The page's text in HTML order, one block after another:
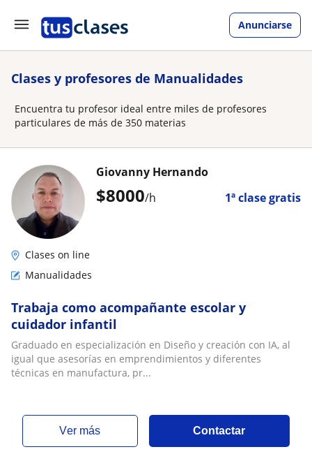
Anunciarse
Clases y profesores de Manualidades
Encuentra tu profesor ideal entre miles de profesores
particulares de más de 350 materias
$8000/h 1ª clase gratis
Giovanny Hernando
Clases on line
Manualidades
Trabaja como acompañante escolar y
cuidador infantil
Graduado en especialización en Diseño y creación con IA, al
igual que asesorías en emprendimientos y diferentes
técnicas en manufactura, pr...
ver más Contactar